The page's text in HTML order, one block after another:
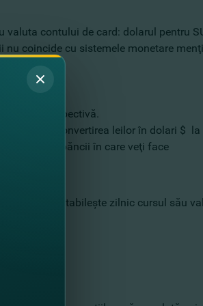
contului de card: dolarul pentru
coincide cu sistemele monetare
din ziua respectivă.
avea loc convertirea leilor în dolari $ la
al băncii în care veţi face
de plată stabileşte zilnic cursul său